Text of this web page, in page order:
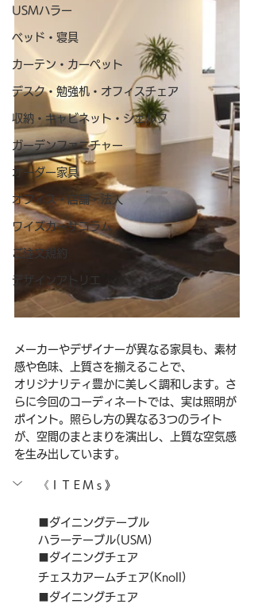
USMハラー
ベッド・寝具
カーテン・カーペット
デスク・勉強机・オフィスチェア
収納・キャビネット・シェルフ
ガーデンファニチャー
オーダー家具
オフィス・店舗・法人
ワイズカーサコラム
ご注文規約
デザインアトリエ
メーカーやデザイナーが異なる家具も、素材
感や色味、上質さを揃えることで、
オリジナリティ豊かに美しく調和します。さ
らに今回のコーディネートでは、実は照明が
ポイント。照らし方の異なる3つのライト
が、空間のまとまりを演出し、上質な空気感
を生み出しています。
《ＩＴＥＭｓ》
■ダイニングテーブル
ハラーテーブル(USM)
■ダイニングチェア
チェスカアームチェア(Knoll)
■ダイニングチェア